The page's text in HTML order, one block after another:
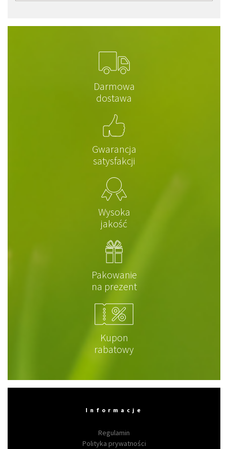
Darmowa
dostawa
Gwarancja
satysfakcji
Wysoka
jakość
Pakowanie
na prezent
Kupon
rabatowy
Informacje
Regulamin
Polityka prywatności